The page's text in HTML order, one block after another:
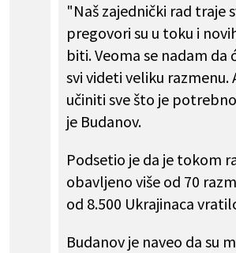
"Naš zajednički rad traje
pregovori su u toku i
biti. Veoma se nadam da
svi videti veliku razmenu.
učiniti sve što je
je Budanov.
Podsetio je da je tokom
obavljeno više od 70
od 8.500 Ukrajinaca
Budanov je naveo da su